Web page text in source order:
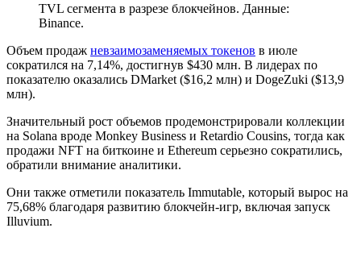
TVL сегмента в разрезе блокчейнов. Данные:
Binance.
Объем продаж невзаимозаменяемых токенов в июле
сократился на 7,14%, достигнув $430 млн. В лидерах по
показателю оказались DMarket ($16,2 млн) и DogeZuki ($13,9
млн).
Значительный рост объемов продемонстрировали коллекции
на Solana вроде Monkey Business и Retardio Cousins, тогда как
продажи NFT на биткоине и Ethereum серьезно сократились,
обратили внимание аналитики.
Они также отметили показатель Immutable, который вырос на
75,68% благодаря развитию блокчейн-игр, включая запуск
Illuvium.